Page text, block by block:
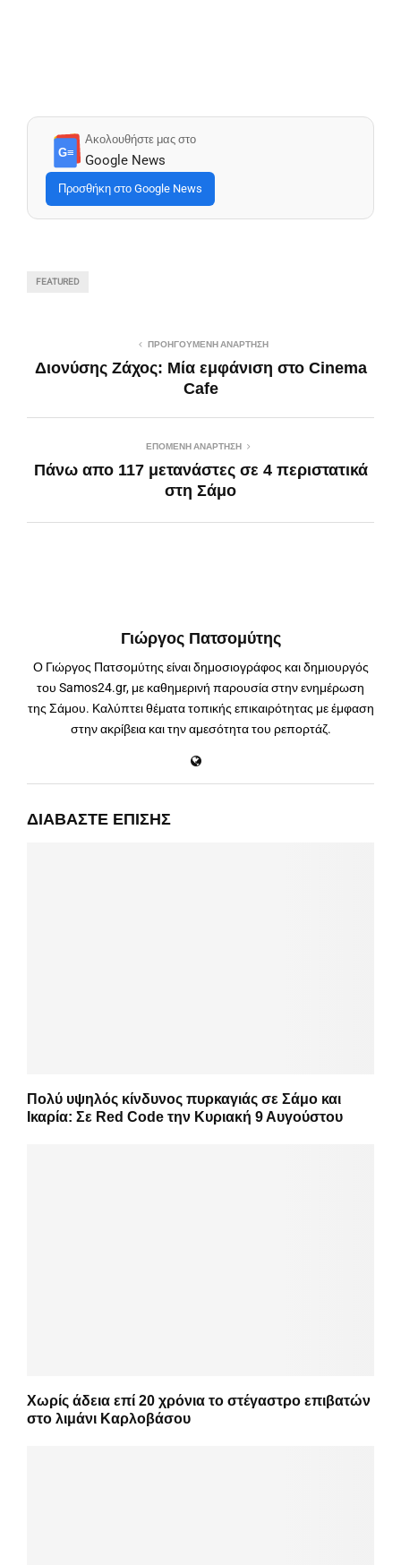
G≡
Ακολουθήστε μας στο
Google News
Προσθήκη στο Google News
FEATURED
ΠΡΟΗΓΟΎΜΕΝΗ ΑΝΆΡΤΗΣΗ
Διονύσης Ζάχος: Μία εμφάνιση στο Cinema
Cafe
ΕΠΌΜΕΝΗ ΑΝΆΡΤΗΣΗ
Πάνω απο 117 μετανάστες σε 4 περιστατικά
στη Σάμο
Γιώργος Πατσομύτης
Ο Γιώργος Πατσομύτης είναι δημοσιογράφος και δημιουργός
του Samos24.gr, με καθημερινή παρουσία στην ενημέρωση
της Σάμου. Καλύπτει θέματα τοπικής επικαιρότητας με έμφαση
στην ακρίβεια και την αμεσότητα του ρεπορτάζ.
ΔΙΑΒΆΣΤΕ ΕΠΊΣΗΣ
Πολύ υψηλός κίνδυνος πυρκαγιάς σε Σάμο και
Ικαρία: Σε Red Code την Κυριακή 9 Αυγούστου
Χωρίς άδεια επί 20 χρόνια το στέγαστρο επιβατών
στο λιμάνι Καρλοβάσου